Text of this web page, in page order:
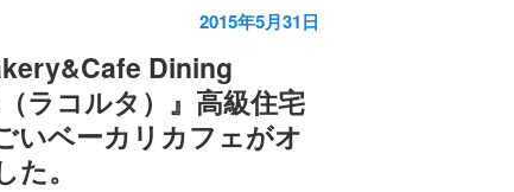
2015年5月31日
Dining
ラコルタ）』高級住宅
いベーカリカフェがオ
。